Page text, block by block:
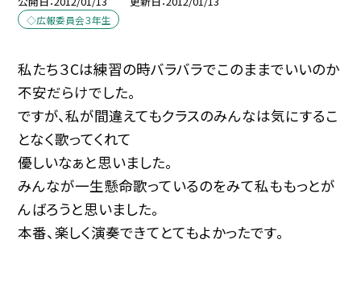
◇広報委員会３年生
私たち３Cは練習の時バラバラでこのままでいいのか
不安だらけでした。
ですが、私が間違えてもクラスのみんなは気にするこ
となく歌ってくれて
優しいなぁと思いました。
みんなが一生懸命歌っているのをみて私ももっとが
んばろうと思いました。
本番、楽しく演奏できてとてもよかったです。